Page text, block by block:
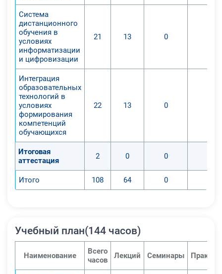
Система
дистанционного
обучения в
условиях
информатизации
и цифровизации
21 13 0
Интеграция
образовательных
технологий в
условиях
формирования
компетенций
обучающихся
22 13 0
Итоговая
аттестация
2 0 0
Итого 108 64 0
Учебный план(144 часов)
Наименование
Всего
часов
Лекций Семинары